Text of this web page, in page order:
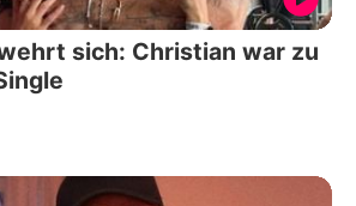
sich: Christian war zu